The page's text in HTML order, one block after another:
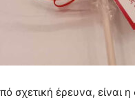
σχετική έρευνα, είναι